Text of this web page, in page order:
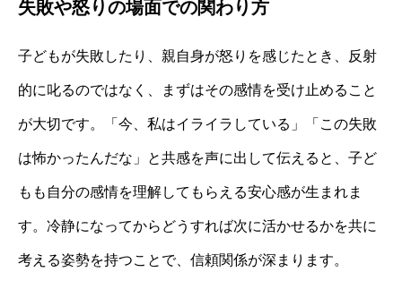
失敗や怒りの場面での関わり方
子どもが失敗したり、親自身が怒りを感じたとき、反射
的に叱るのではなく、まずはその感情を受け止めること
が大切です。「今、私はイライラしている」「この失敗
は怖かったんだな」と共感を声に出して伝えると、子ど
もも自分の感情を理解してもらえる安心感が生まれま
す。冷静になってからどうすれば次に活かせるかを共に
考える姿勢を持つことで、信頼関係が深まります。